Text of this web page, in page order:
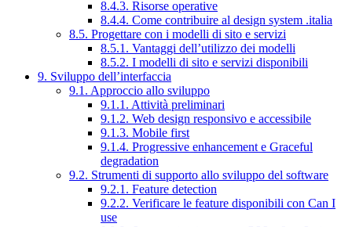
8.4.3. Risorse operative
8.4.4. Come contribuire al design system .italia
8.5. Progettare con i modelli di sito e servizi
8.5.1. Vantaggi dell’utilizzo dei modelli
8.5.2. I modelli di sito e servizi disponibili
9. Sviluppo dell’interfaccia
9.1. Approccio allo sviluppo
9.1.1. Attività preliminari
9.1.2. Web design responsivo e accessibile
9.1.3. Mobile first
9.1.4. Progressive enhancement e Graceful
degradation
9.2. Strumenti di supporto allo sviluppo del software
9.2.1. Feature detection
9.2.2. Verificare le feature disponibili con Can I
use